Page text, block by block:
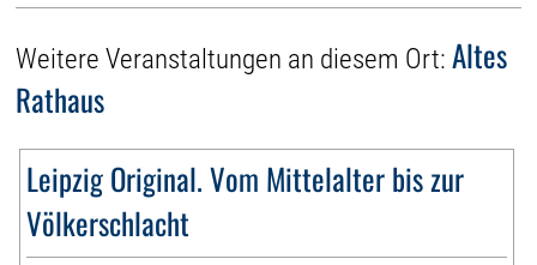
Weitere Veranstaltungen an diesem Ort:Altes
Rathaus
Leipzig Original. Vom Mittelalter bis zur
Völkerschlacht